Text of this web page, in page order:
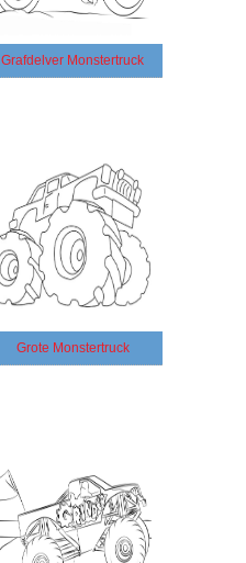
Grafdelver Monstertruck
Grote Monstertruck